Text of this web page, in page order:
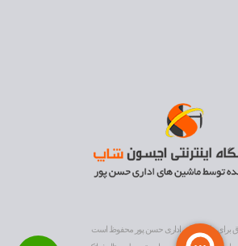
برای ماشین های اداری حسن پور محفوظ است